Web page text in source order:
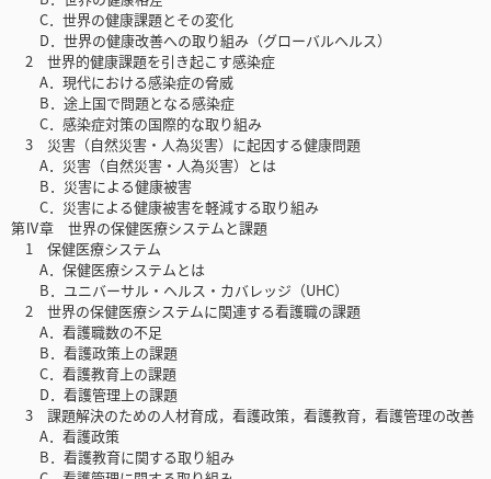
C．世界の健康課題とその変化
D．世界の健康改善への取り組み（グローバルヘルス）
2 世界的健康課題を引き起こす感染症
A．現代における感染症の脅威
B．途上国で問題となる感染症
C．感染症対策の国際的な取り組み
3 災害（自然災害・人為災害）に起因する健康問題
A．災害（自然災害・人為災害）とは
B．災害による健康被害
C．災害による健康被害を軽減する取り組み
第Ⅳ章 世界の保健医療システムと課題
1 保健医療システム
A．保健医療システムとは
B．ユニバーサル・ヘルス・カバレッジ（UHC）
2 世界の保健医療システムに関連する看護職の課題
A．看護職数の不足
B．看護政策上の課題
C．看護教育上の課題
D．看護管理上の課題
3 課題解決のための人材育成，看護政策，看護教育，看護管理の改善
A．看護政策
B．看護教育に関する取り組み